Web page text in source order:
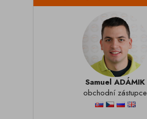
Samuel ADÁMIK
obchodní zástupce